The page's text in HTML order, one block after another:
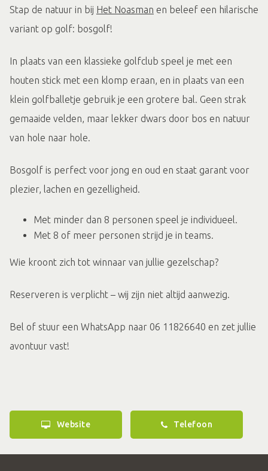
Stap de natuur in bij Het Noasman en beleef een hilarische
variant op golf: bosgolf!
In plaats van een klassieke golfclub speel je met een
houten stick met een klomp eraan, en in plaats van een
klein golfballetje gebruik je een grotere bal. Geen strak
gemaaide velden, maar lekker dwars door bos en natuur
van hole naar hole.
Bosgolf is perfect voor jong en oud en staat garant voor
plezier, lachen en gezelligheid.
Met minder dan 8 personen speel je individueel.
Met 8 of meer personen strijd je in teams.
Wie kroont zich tot winnaar van jullie gezelschap?
Reserveren is verplicht – wij zijn niet altijd aanwezig.
Bel of stuur een WhatsApp naar 06 11826640 en zet jullie
avontuur vast!
Website Telefoon